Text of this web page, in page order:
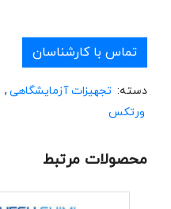
تماس با کارشناسان
دسته: تجهیزات آزمایشگاهی ,
ورتکس
محصولات مرتبط